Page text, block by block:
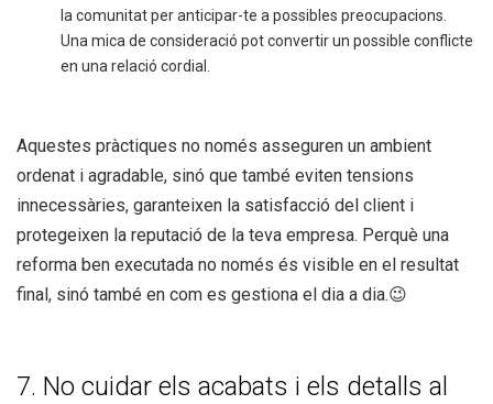
la comunitat per anticipar-te a possibles preocupacions.
Una mica de consideració pot convertir un possible conflicte
en una relació cordial.
Aquestes pràctiques no només asseguren un ambient
ordenat i agradable, sinó que també eviten tensions
innecessàries, garanteixen la satisfacció del client i
protegeixen la reputació de la teva empresa. Perquè una
reforma ben executada no només és visible en el resultat
final, sinó també en com es gestiona el dia a dia.😉
7. No cuidar els acabats i els detalls al